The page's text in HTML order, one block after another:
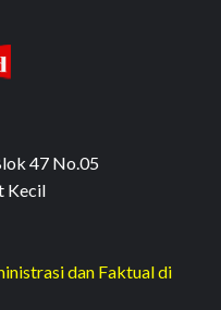
47 No.05
Kecil
dan Faktual di